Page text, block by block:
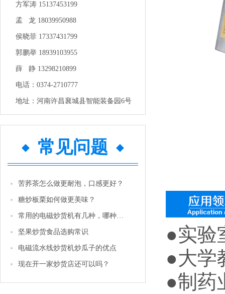
方军涛 15137453199
孟 龙 18039950988
侯晓菲 17337431799
郭鹏举 18939103955
薛 静 13298210899
电话：0374-2710777
地址：河南许昌襄城县智能装备园6号
常见问题
苦荞茶怎么做更耐泡，口感更好？
糖炒板栗如何做更美味？
常用的电磁炒货机有几种，哪种性价比更高一些？
坚果炒货食品选购常识
电磁流水线炒货机炒瓜子的优点
现在开一家炒货店还可以吗？
●实验
●大学
●制药